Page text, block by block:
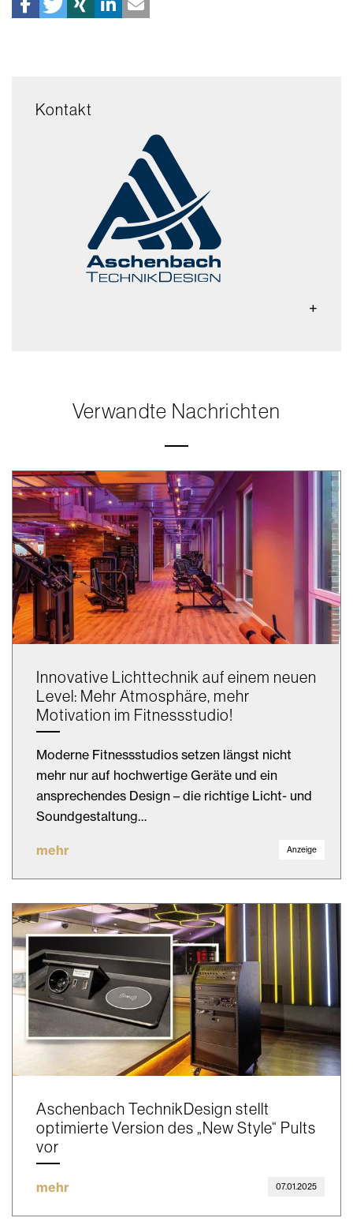
Kontakt
Verwandte Nachrichten
Innovative Lichttechnik auf einem neuen
Level: Mehr Atmosphäre, mehr
Motivation im Fitnessstudio!
Moderne Fitnessstudios setzen längst nicht
mehr nur auf hochwertige Geräte und ein
ansprechendes Design – die richtige Licht- und
Soundgestaltung…
mehr Anzeige
Aschenbach TechnikDesign stellt
optimierte Version des „New Style“ Pults
vor
mehr 07.01.2025